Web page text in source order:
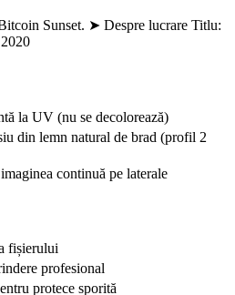
Sunset. ➤ Despre lucrare Titlu:
la UV (nu se decolorează)
din lemn natural de brad (profil 2
continuă pe laterale
fișierului
profesional
protece sporită